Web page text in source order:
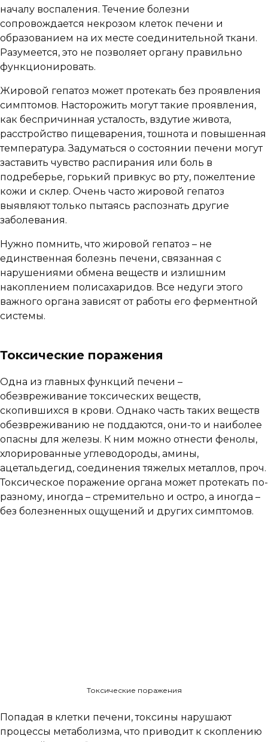
началу воспаления. Течение болезни
сопровождается некрозом клеток печени и
образованием на их месте соединительной ткани.
Разумеется, это не позволяет органу правильно
функционировать.
Жировой гепатоз может протекать без проявления
симптомов. Насторожить могут такие проявления,
как беспричинная усталость, вздутие живота,
расстройство пищеварения, тошнота и повышенная
температура. Задуматься о состоянии печени могут
заставить чувство распирания или боль в
подреберье, горький привкус во рту, пожелтение
кожи и склер. Очень часто жировой гепатоз
выявляют только пытаясь распознать другие
заболевания.
Нужно помнить, что жировой гепатоз – не
единственная болезнь печени, связанная с
нарушениями обмена веществ и излишним
накоплением полисахаридов. Все недуги этого
важного органа зависят от работы его ферментной
системы.
Токсические поражения
Одна из главных функций печени –
обезвреживание токсических веществ,
скопившихся в крови. Однако часть таких веществ
обезвреживанию не поддаются, они-то и наиболее
опасны для железы. К ним можно отнести фенолы,
хлорированные углеводороды, амины,
ацетальдегид, соединения тяжелых металлов, проч.
Токсическое поражение органа может протекать по-
разному, иногда – стремительно и остро, а иногда –
без болезненных ощущений и других симптомов.
Токсические поражения
Попадая в клетки печени, токсины нарушают
процессы метаболизма, что приводит к скоплению